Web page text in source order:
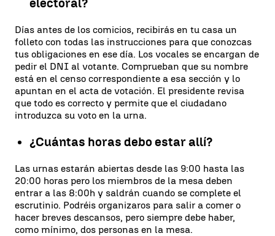
electoral?
Días antes de los comicios, recibirás en tu casa un
folleto con todas las instrucciones para que conozcas
tus obligaciones en ese día. Los vocales se encargan de
pedir el DNI al votante. Comprueban que su nombre
está en el censo correspondiente a esa sección y lo
apuntan en el acta de votación. El presidente revisa
que todo es correcto y permite que el ciudadano
introduzca su voto en la urna.
¿Cuántas horas debo estar allí?
Las urnas estarán abiertas desde las 9:00 hasta las
20:00 horas pero los miembros de la mesa deben
entrar a las 8:00h y saldrán cuando se complete el
escrutinio. Podréis organizaros para salir a comer o
hacer breves descansos, pero siempre debe haber,
como mínimo, dos personas en la mesa.